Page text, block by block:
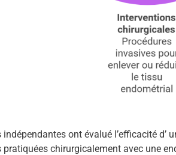
indépendantes ont évalué l’efficacité d’
pratiquées chirurgicalement avec une